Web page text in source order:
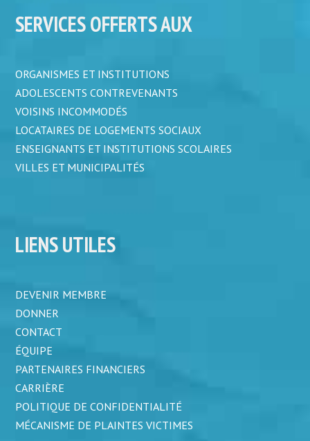
SERVICES OFFERTS AUX
ORGANISMES ET INSTITUTIONS
ADOLESCENTS CONTREVENANTS
VOISINS INCOMMODÉS
LOCATAIRES DE LOGEMENTS SOCIAUX
ENSEIGNANTS ET INSTITUTIONS SCOLAIRES
VILLES ET MUNICIPALITÉS
LIENS UTILES
DEVENIR MEMBRE
DONNER
CONTACT
ÉQUIPE
PARTENAIRES FINANCIERS
CARRIÈRE
POLITIQUE DE CONFIDENTIALITÉ
MÉCANISME DE PLAINTES VICTIMES